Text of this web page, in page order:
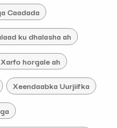
Caadada
ku dhalasha ah
Xarfo horgale ah
Xeendaabka Uurjiifka